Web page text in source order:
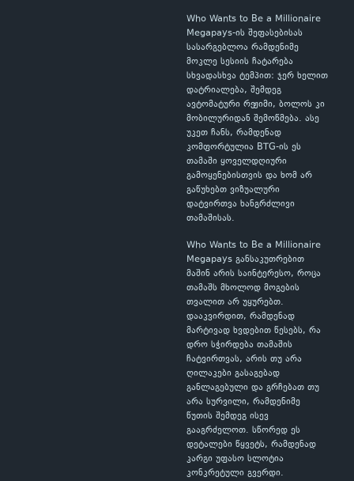
Who Wants to Be a Millionaire
Megapays-ის შეფასებისას
სასარგებლოა რამდენიმე
მოკლე სესიის ჩატარება
სხვადასხვა ტემპით: ჯერ ხელით
დატრიალება, შემდეგ
ავტომატური რეჟიმი, ბოლოს კი
მობილურიდან შემოწმება. ასე
უკეთ ჩანს, რამდენად
კომფორტულია BTG-ის ეს
თამაში ყოველდღიური
გამოყენებისთვის და ხომ არ
გაწუხებთ ვიზუალური
დატვირთვა ხანგრძლივი
თამაშისას.
Who Wants to Be a Millionaire
Megapays განსაკუთრებით
მაშინ არის საინტერესო, როცა
თამაშს მხოლოდ მოგების
თვალით არ უყურებთ.
დააკვირდით, რამდენად
მარტივად ხვდებით წესებს, რა
დრო სჭირდება თამაშის
ჩატვირთვას, არის თუ არა
ღილაკები გასაგებად
განლაგებული და გრჩებათ თუ
არა სურვილი, რამდენიმე
წუთის შემდეგ ისევ
გააგრძელოთ. სწორედ ეს
დეტალები წყვეტს, რამდენად
კარგი უფასო სლოტია
კონკრეტული გვერდი.